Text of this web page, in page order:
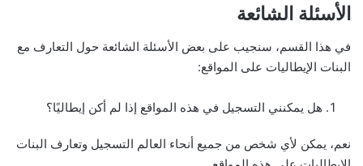
الأسئلة الشائعة
في هذا القسم، سنجيب على بعض الأسئلة الشائعة حول التعارف مع
البنات الإيطاليات على المواقع:
هل يمكنني التسجيل في هذه المواقع إذا لم أكن إيطاليًا؟
نعم، يمكن لأي شخص من جميع أنحاء العالم التسجيل وتعارف البنات